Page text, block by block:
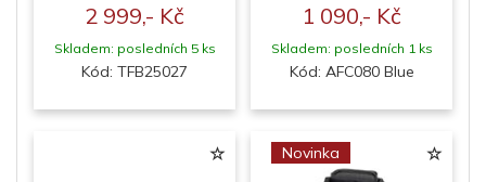
2 999,- Kč
Skladem: posledních 5 ks
Kód: TFB25027
1 090,- Kč
Skladem: posledních 1 ks
Kód: AFC080 Blue
Novinka